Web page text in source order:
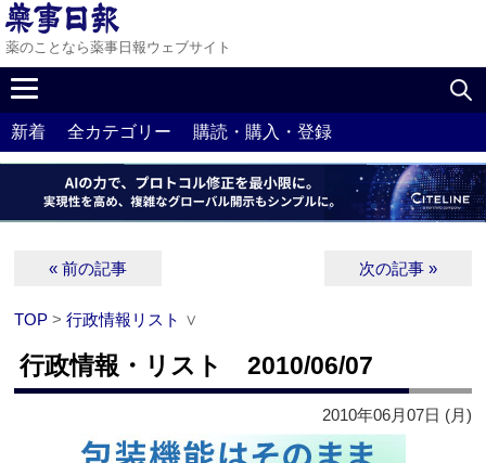
薬のことなら薬事日報ウェブサイト
新着 全カテゴリー 購読・購入・登録
« 前の記事 次の記事 »
TOP >行政情報リスト ∨
行政情報・リスト 2010/06/07
2010年06月07日 (月)